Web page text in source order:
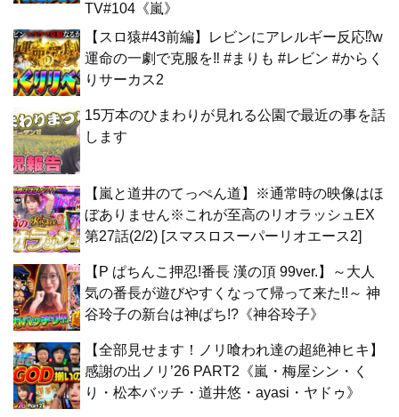
TV#104《嵐》
【スロ猿#43前編】レビンにアレルギー反応⁉w
運命の一劇で克服を‼ #まりも #レビン #からく
りサーカス2
15万本のひまわりが見れる公園で最近の事を話
します
【嵐と道井のてっぺん道】※通常時の映像はほ
ぼありません※これが至高のリオラッシュEX
第27話(2/2) [スマスロスーパーリオエース2]
【P ぱちんこ押忍!番長 漢の頂 99ver.】～大人
気の番長が遊びやすくなって帰って来た!!～ 神
谷玲子の新台は神ぱち!?《神谷玲子》
【全部見せます！ノリ喰われ達の超絶神ヒキ】
感謝の出ノリ’26 PART2《嵐・梅屋シン・く
り・松本バッチ・道井悠・ayasi・ヤドゥ》